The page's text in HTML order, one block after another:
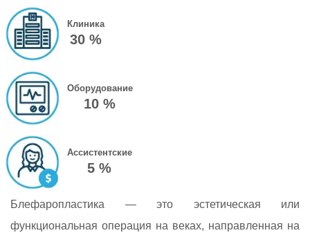
Клиника
30 %
Оборудование
10 %
Ассистентские
5 %
Блефаропластика — это эстетическая или
функциональная операция на веках, направленная на